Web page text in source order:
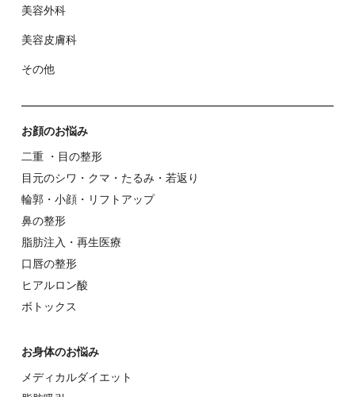
美容外科
美容⽪膚科
その他
お顔のお悩み
⼆重 ・⽬の整形
⽬元のシワ・クマ・たるみ・若返り
輪郭・⼩顔・リフトアップ
⿐の整形
脂肪注入・再生医療
⼝唇の整形
ヒアルロン酸
ボトックス
お⾝体のお悩み
メディカルダイエット